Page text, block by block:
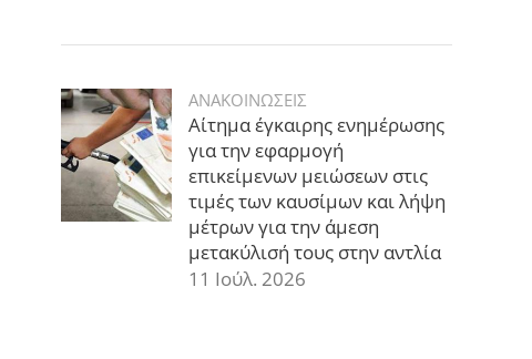
ΑΝΑΚΟΙΝΩΣΕΙΣ
Αίτημα έγκαιρης ενημέρωσης
για την εφαρμογή
επικείμενων μειώσεων στις
τιμές των καυσίμων και λήψη
μέτρων για την άμεση
μετακύλισή τους στην αντλία
11 Ιούλ. 2026